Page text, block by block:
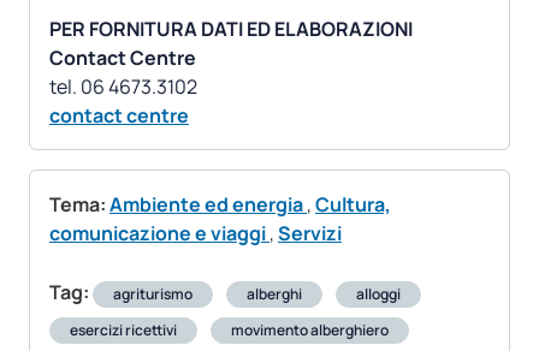
PER FORNITURA DATI ED ELABORAZIONI
Contact Centre
contact centre
Tema:Ambiente ed energia,Cultura,
comunicazione e viaggi,Servizi
Tag: agriturismo alberghi
alloggi
esercizi ricettivi
movimento alberghiero